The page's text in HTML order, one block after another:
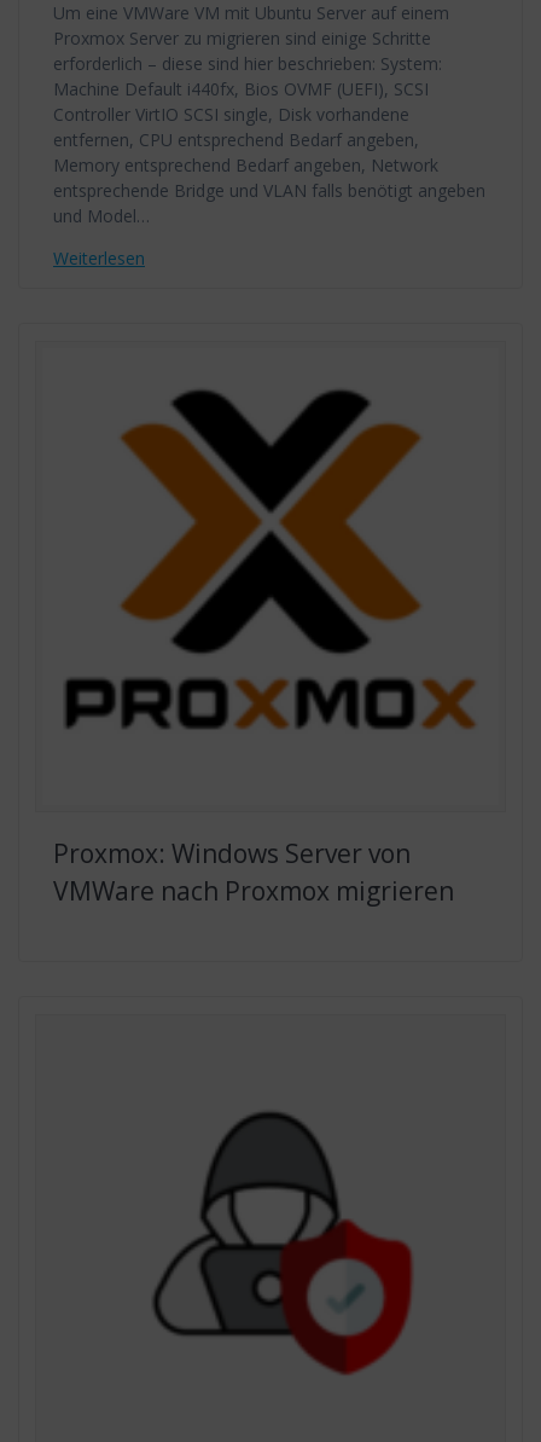
Um eine VMWare VM mit Ubuntu Server auf einem
Proxmox Server zu migrieren sind einige Schritte
erforderlich – diese sind hier beschrieben: System:
Machine Default i440fx, Bios OVMF (UEFI), SCSI
Controller VirtIO SCSI single, Disk vorhandene
entfernen, CPU entsprechend Bedarf angeben,
Memory entsprechend Bedarf angeben, Network
entsprechende Bridge und VLAN falls benötigt angeben
und Model…
Weiterlesen
Proxmox: Windows Server von
VMWare nach Proxmox migrieren